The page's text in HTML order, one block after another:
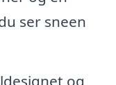
ser sneen
og